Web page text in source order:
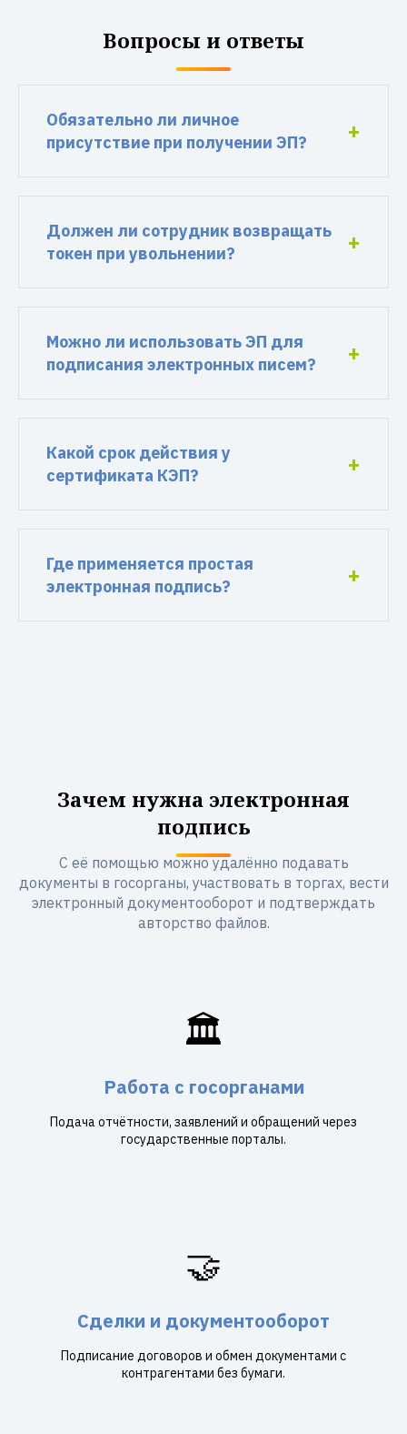
Вопросы и ответы
Обязательно ли личное
присутствие при получении ЭП?
Должен ли сотрудник возвращать
токен при увольнении?
Можно ли использовать ЭП для
подписания электронных писем?
Какой срок действия у
сертификата КЭП?
Где применяется простая
электронная подпись?
Зачем нужна электронная
подпись
С её помощью можно удалённо подавать
документы в госорганы, участвовать в торгах, вести
электронный документооборот и подтверждать
авторство файлов.
🏛️
Работа с госорганами
Подача отчётности, заявлений и обращений через
государственные порталы.
🤝
Сделки и документооборот
Подписание договоров и обмен документами с
контрагентами без бумаги.